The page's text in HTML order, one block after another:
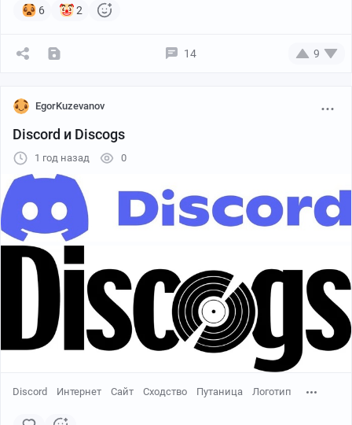
6 2
14 9
EgorKuzevanov
Discord и Discogs
1 год назад 0
Discord Интернет Сайт Сходство Путаница Логотип